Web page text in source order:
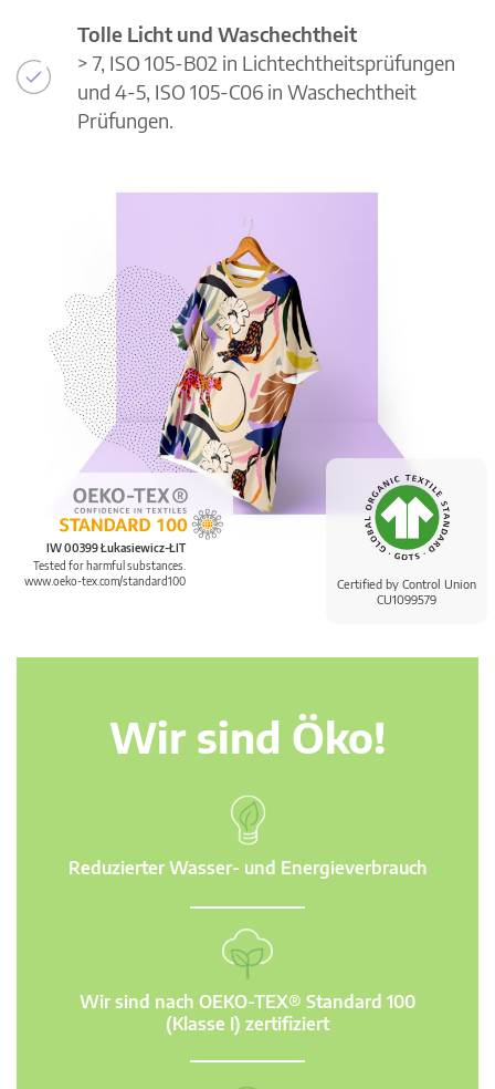
Certified by Control Union
CU1099579
IW 00399 Łukasiewicz-ŁIT
Tested for harmful substances.
www.oeko-tex.com/standard100
Tolle Licht und Waschechtheit
> 7, ISO 105-B02 in Lichtechtheitsprüfungen
und 4-5, ISO 105-C06 in Waschechtheit
Prüfungen.
Wir sind Öko!
Reduzierter Wasser- und Energieverbrauch
Wir sind nach OEKO-TEX® Standard 100
(Klasse I) zertifiziert